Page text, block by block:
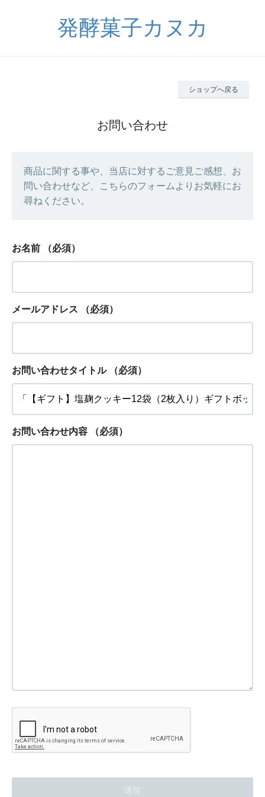
発酵菓子カヌカ
ショップへ戻る
お問い合わせ
商品に関する事や、当店に対するご意見ご感想、お
問い合わせなど、こちらのフォームよりお気軽にお
尋ねください。
お名前 （必須）
メールアドレス （必須）
お問い合わせタイトル （必須）
お問い合わせ内容 （必須）